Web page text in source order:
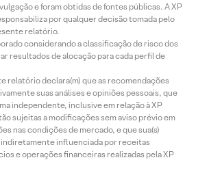
e foram obtidas de fontes públicas. A XP
por qualquer decisão tomada pelo
relatório.
considerando a classificação de risco dos
resultados de alocação para cada perfil de
relatório declara(m) que as recomendações
suas análises e opiniões pessoais, que
independente, inclusive em relação à XP
sujeitas a modificações sem aviso prévio em
nas condições de mercado, e que sua(s)
indiretamente influenciada por receitas
e operações financeiras realizadas pela XP